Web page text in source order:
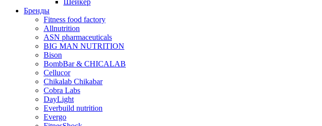
Шейкер
Бренды
Fitness food factory
Allnutrition
ASN pharmaceuticals
BIG MAN NUTRITION
Bison
BombBar & CHICALAB
Cellucor
Chikalab Chikabar
Cobra Labs
DayLight
Everbuild nutrition
Evergo